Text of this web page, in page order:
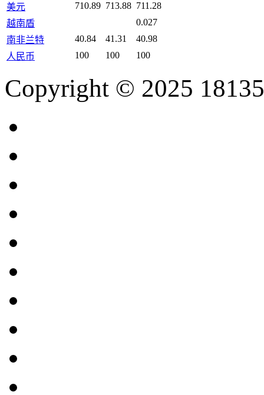
美元
710.89 713.88 711.28
越南盾
0.027
南非兰特
40.84 41.31
40.98
人民币
100 100 100
Copyright © 2025